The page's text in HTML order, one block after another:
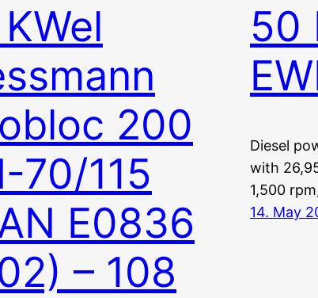
200
70/115
E0836
– 108
50
Diesel
with
1,500
14. May